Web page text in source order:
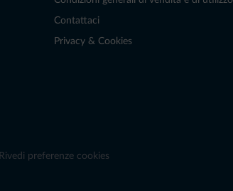
Contattaci
Privacy & Cookies
Rivedi preferenze cookies